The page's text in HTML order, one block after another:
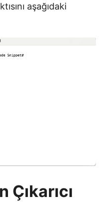
aşağıdaki